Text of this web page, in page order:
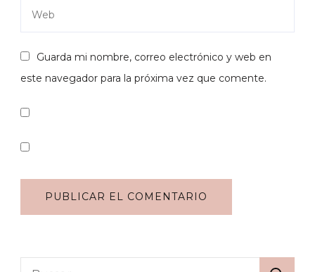
Guarda mi nombre, correo electrónico y web en
este navegador para la próxima vez que comente.
Buscar: